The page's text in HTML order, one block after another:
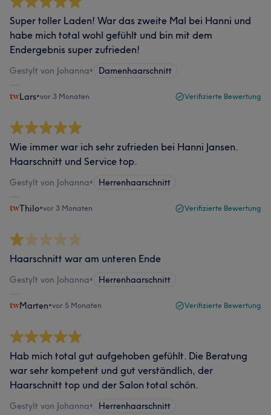
Super toller Laden! War das zweite Mal bei Hanni und
habe mich total wohl gefühlt und bin mit dem
Endergebnis super zufrieden!
Gestylt von Johanna• Damenhaarschnitt
Lars•vor 3 Monaten Verifizierte Bewertung
Wie immer war ich sehr zufrieden bei Hanni Jansen.
Haarschnitt und Service top.
Gestylt von Johanna• Herrenhaarschnitt
Thilo•vor 3 Monaten Verifizierte Bewertung
Haarschnitt war am unteren Ende
Gestylt von Johanna• Herrenhaarschnitt
Marten•vor 5 Monaten Verifizierte Bewertung
Hab mich total gut aufgehoben gefühlt. Die Beratung
war sehr kompetent und gut verständlich, der
Haarschnitt top und der Salon total schön.
Gestylt von Johanna• Herrenhaarschnitt